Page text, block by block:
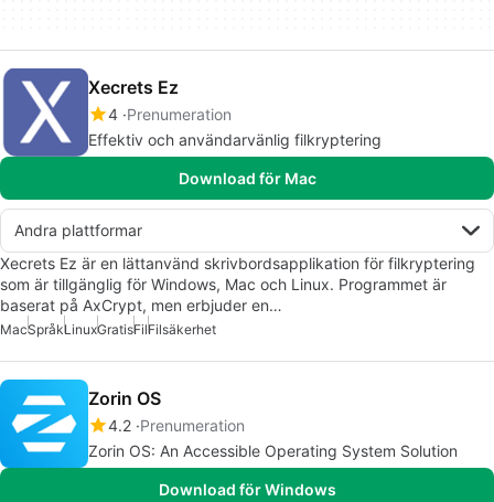
Xecrets Ez
4 Prenumeration
Effektiv och användarvänlig filkryptering
Download för Mac
Andra plattformar
Xecrets Ez är en lättanvänd skrivbordsapplikation för filkryptering
som är tillgänglig för Windows, Mac och Linux. Programmet är
baserat på AxCrypt, men erbjuder en…
MacSpråkLinuxGratisFilFilsäkerhet
Zorin OS
4.2 Prenumeration
Zorin OS: An Accessible Operating System Solution
Download för Windows